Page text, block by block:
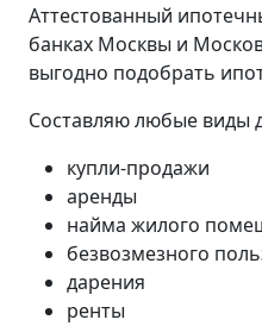
Аттестованный
банках Москвы и
выгодно подобрать
Составляю любые виды
купли-продажи
аренды
найма жилого
безвозмезного
дарения
ренты